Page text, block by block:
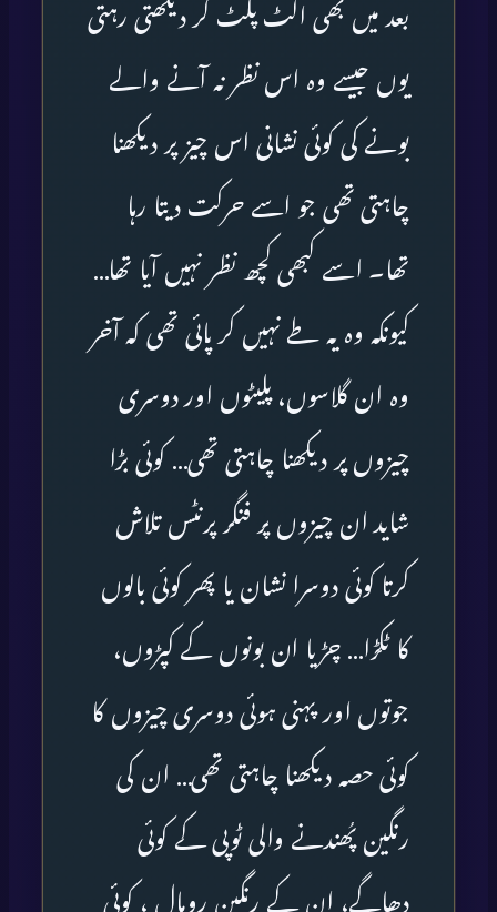
بعد میں بھی الٹ پلٹ کر دیکھتی رہتی
یوں جیسے وہ اس نظر نہ آنے والے
بونے کی کوئی نشانی اس چیز پر دیکھنا
چاہتی تھی جو اسے حرکت دیتا رہا
تھا۔ اسے کبھی کچھ نظر نہیں آیا تھا…
کیونکہ وہ یہ طے نہیں کر پائی تھی کہ آخر
وہ ان گلاسوں، پلیٹوں اور دوسری
چیزوں پر دیکھنا چاہتی تھی… کوئی بڑا
شاید ان چیزوں پر فنگر پرنٹس تلاش
کرتا کوئی دوسرا نشان یا پھر کوئی بالوں
کا ٹکڑا… چڑیا ان بونوں کے کپڑوں،
جوتوں اور پہنی ہوئی دوسری چیزوں کا
کوئی حصہ دیکھنا چاہتی تھی… ان کی
رنگین پُھندنے والی ٹوپی کے کوئی
دھاگے، ان کے رنگین رومال ، کوئی